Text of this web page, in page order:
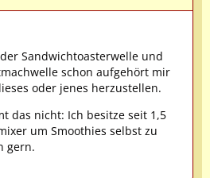
Sandwichtoasterwelle und
schon aufgehört mir
oder jenes herzustellen.
das nicht: Ich besitze seit 1,5
um Smoothies selbst zu
gern.